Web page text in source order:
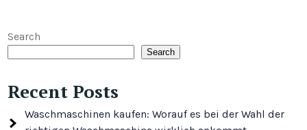
Search
Search
Recent Posts
Waschmaschinen kaufen: Worauf es bei der Wahl der